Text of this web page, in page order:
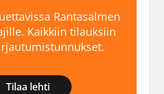
Rantasalmen
Kaikkiin tilauksiin
Tilaa lehti